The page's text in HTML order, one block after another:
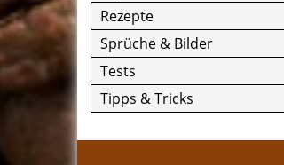
Rezepte
Sprüche & Bilder
Tests
Tipps & Tricks